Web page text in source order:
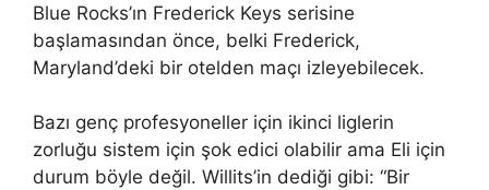
Blue Rocks’ın Frederick Keys serisine
başlamasından önce, belki Frederick,
Maryland’deki bir otelden maçı izleyebilecek.
Bazı genç profesyoneller için ikinci liglerin
zorluğu sistem için şok edici olabilir ama Eli için
durum böyle değil. Willits’in dediği gibi: “Bir